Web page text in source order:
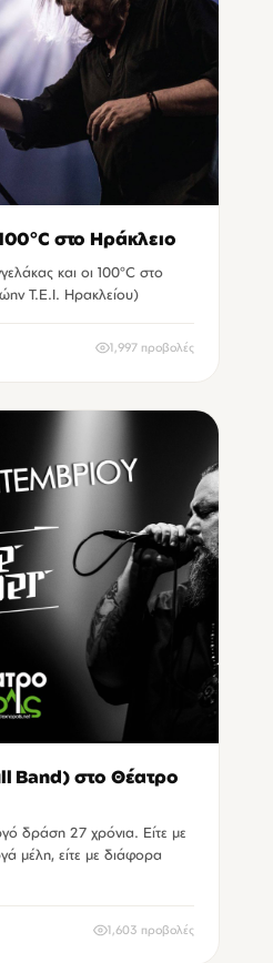
στο Ηράκλειο
και οι 100°C στο
Τ.Ε.Ι. Ηρακλείου)
1,997 προβολές
Band) στο Θέατρο
δράση 27 χρόνια. Είτε με
μέλη, είτε με διάφορα
1,603 προβολές